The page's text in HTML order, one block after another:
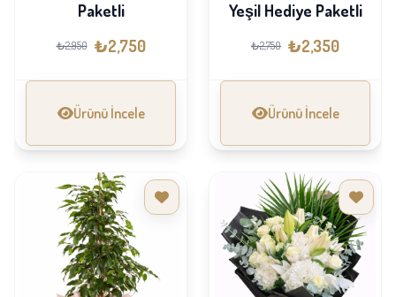
Paketli
₺2,950 ₺2,750
Ürünü İncele
Yeşil Hediye Paketli
₺2,750 ₺2,350
Ürünü İncele